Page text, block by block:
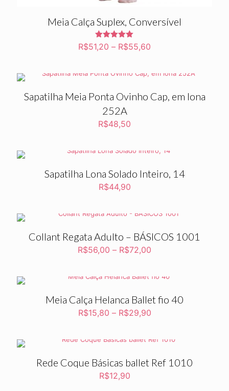
Meia Calça Suplex, Conversível
Avaliação
5.00
R$51,20 – R$55,60
Sapatilha Meia Ponta Ovinho Cap, em lona
252A
R$48,50
Sapatilha Lona Solado Inteiro, 14
R$44,90
Collant Regata Adulto – BÁSICOS 1001
R$56,00 – R$72,00
Meia Calça Helanca Ballet fio 40
R$15,80 – R$29,90
Rede Coque Básicas ballet Ref 1010
R$12,90